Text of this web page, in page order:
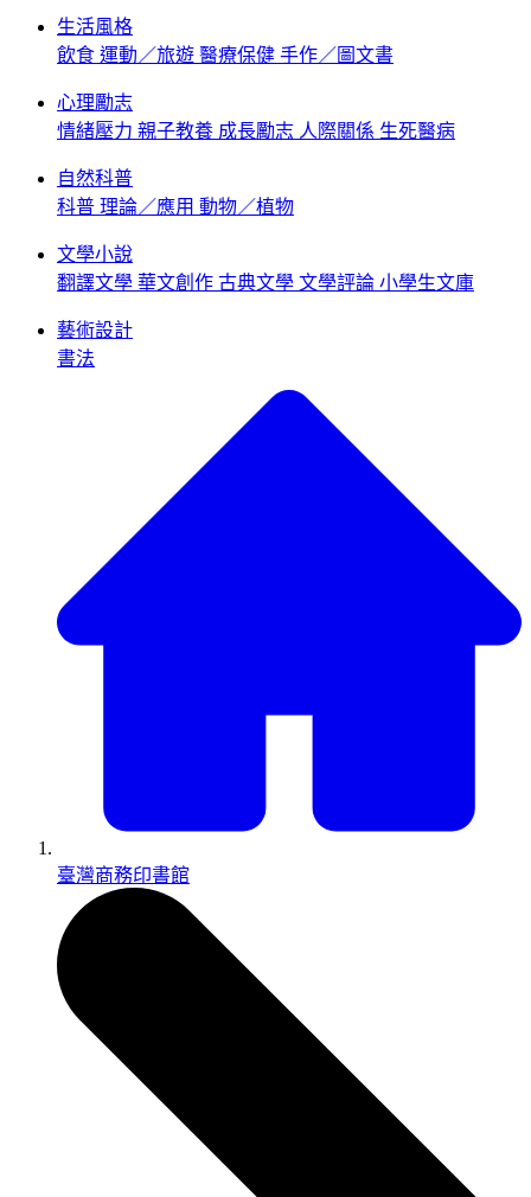
生活風格
飲食 運動／旅遊 醫療保健 手作／圖文書
心理勵志
情緒壓力 親子教養 成長勵志 人際關係 生死醫病
自然科普
科普 理論／應用 動物／植物
文學小說
翻譯文學 華文創作 古典文學 文學評論 小學生文庫
藝術設計
書法
臺灣商務印書館